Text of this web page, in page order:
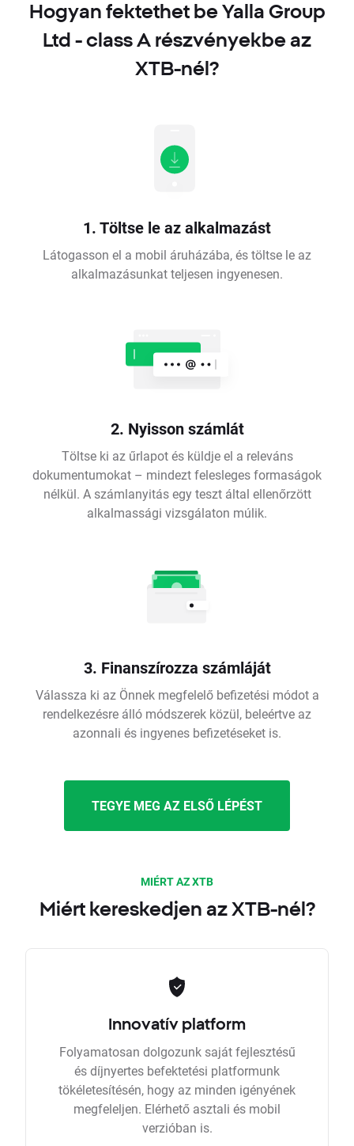
Hogyan fektethet be Yalla Group
Ltd - class A részvényekbe az
XTB-nél?
1. Töltse le az alkalmazást
Látogasson el a mobil áruházába, és töltse le az
alkalmazásunkat teljesen ingyenesen.
2. Nyisson számlát
Töltse ki az űrlapot és küldje el a releváns
dokumentumokat – mindezt felesleges formaságok
nélkül. A számlanyitás egy teszt által ellenőrzött
alkalmassági vizsgálaton múlik.
3. Finanszírozza számláját
Válassza ki az Önnek megfelelő befizetési módot a
rendelkezésre álló módszerek közül, beleértve az
azonnali és ingyenes befizetéseket is.
TEGYE MEG AZ ELSŐ LÉPÉST
MIÉRT AZ XTB
Miért kereskedjen az XTB-nél?
Innovatív platform
Folyamatosan dolgozunk saját fejlesztésű
és díjnyertes befektetési platformunk
tökéletesítésén, hogy az minden igényének
megfeleljen. Elérhető asztali és mobil
verzióban is.